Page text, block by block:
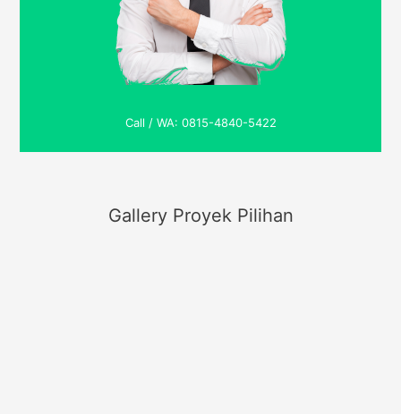
Call / WA: 0815-4840-5422
Gallery Proyek Pilihan